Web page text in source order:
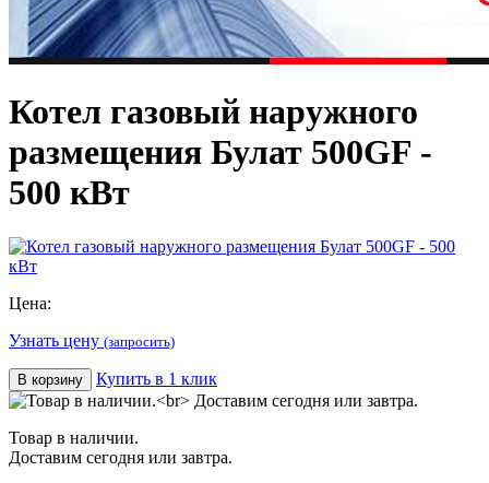
Котел газовый наружного
размещения Булат 500GF -
500 кВт
Цена:
Узнать цену (запросить)
В корзину Купить в 1 клик
Товар в наличии.
Доставим сегодня или завтра.